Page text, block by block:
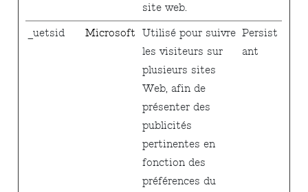
site web.
_uetsid Microsoft
Utilisé pour suivre
les visiteurs sur
plusieurs sites
Web, afin de
présenter des
publicités
pertinentes en
fonction des
préférences du
Persist
ant